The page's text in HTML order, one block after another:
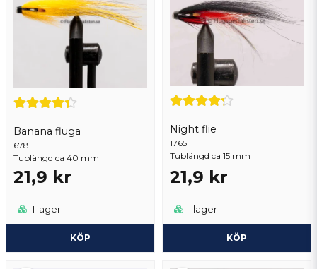
Banana fluga
678
Tublängd ca 40 mm
21,9 kr
I lager
KÖP
Night flie
1765
Tublängd ca 15 mm
21,9 kr
I lager
KÖP
Ja, ni får publicera min fråga
Skicka fråga